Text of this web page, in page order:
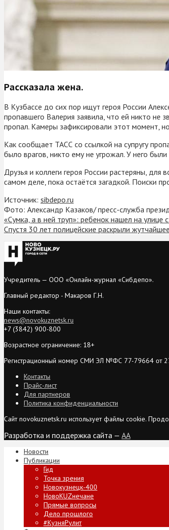
Рассказала жена.
В Кузбассе до сих пор ищут героя России
пропавшего Валерия заявила, что ей никто не
пропал. Камеры зафиксировали этот момент,
Как сообщает ТАСС со ссылкой на супругу
было врагов, никто ему не угрожал. У него
Друзья и коллеги героя России растеряны,
самом деле, пока остаётся загадкой. Поиски
Источник: sibdepo.ru
Фото: Александр Казаков/ пресс-служба
«Сумка, а в ней труп»: ребенок нашел на улице
Спустя 30 лет полицейские раскрыли
Учредитель — ООО «Онлайн-журнал «Сибдепо».
Главный редактор - Макаров Г.Н.
Наши контакты:
news@novokuznetsk.ru
+7 (3842) 900-800
Возрастное ограничение: 18+
Регистрационный номер СМИ ЭЛ №ФС 77-79664 от
Контакты
Прайс-лист
Для партнеров
Политика конфиденциальности
Сайт novokuznetsk.ru использует файлы cookie.
Разработка и поддержка сайта — AA
Новости
Публикации
Гид
Точка зрения
Новокузнецк-400
НовоKUZнечане
Прямые вопросы
Дело прошлого
#КузняРулит